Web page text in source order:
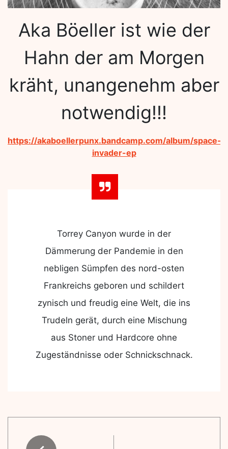
Aka Böeller ist wie der
Hahn der am Morgen
kräht, unangenehm aber
notwendig!!!
https://akaboellerpunx.bandcamp.com/album/space-
invader-ep
Torrey Canyon wurde in der
Dämmerung der Pandemie in den
nebligen Sümpfen des nord-osten
Frankreichs geboren und schildert
zynisch und freudig eine Welt, die ins
Trudeln gerät, durch eine Mischung
aus Stoner und Hardcore ohne
Zugeständnisse oder Schnickschnack.